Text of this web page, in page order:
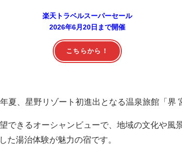
楽天トラベルスーパーセール
2026年6月20日まで開催
こちらから！
夏、星野リゾート初進出となる温泉旅館「界
できるオーシャンビューで、地域の文化や風
た湯治体験が魅力の宿です。